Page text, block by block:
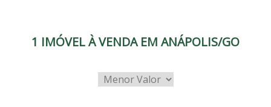
1 IMÓVEL À VENDA EM ANÁPOLIS/GO